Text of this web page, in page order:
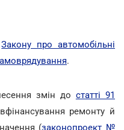
Закону про автомобільні
.
змін до статті 91
ремонту й
(законопроект №